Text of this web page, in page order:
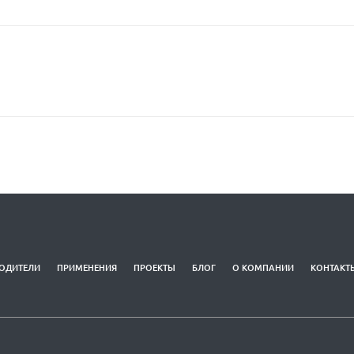
ПРИМЕНЕНИЯ ПРОЕКТЫ БЛОГ О КОМПАНИИ